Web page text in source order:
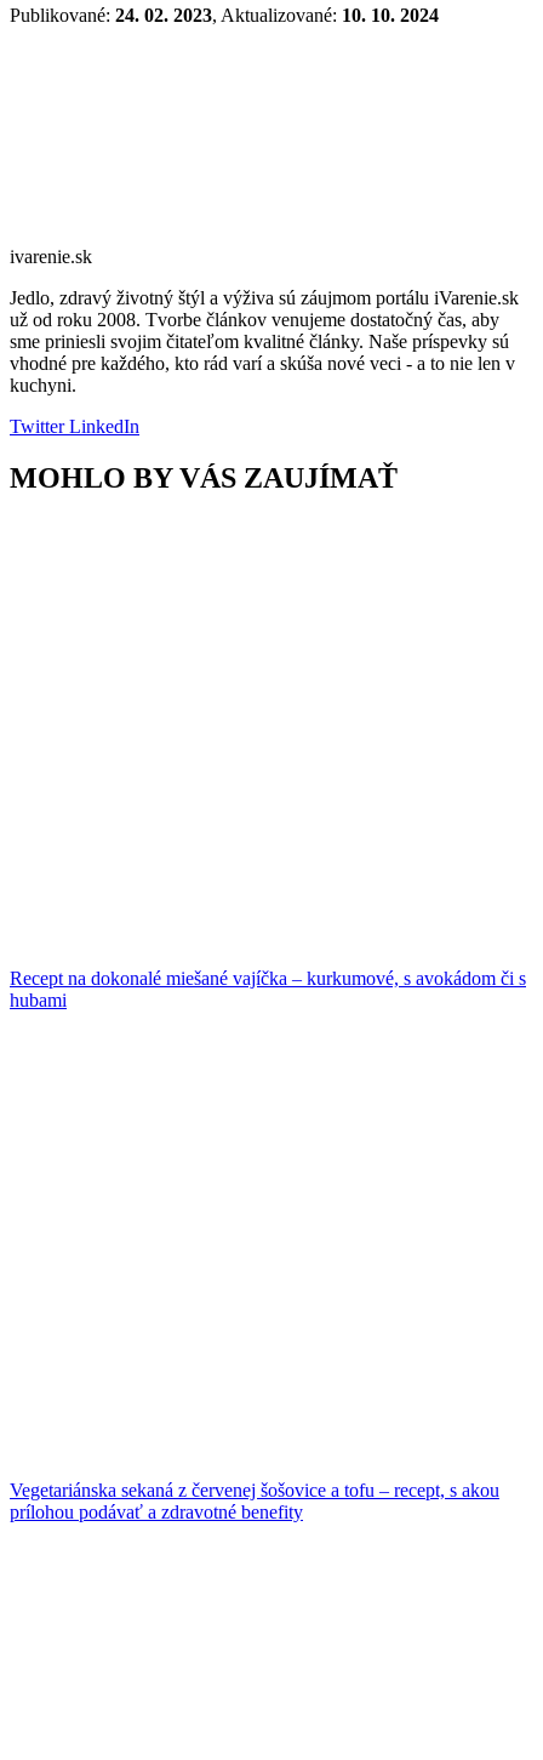
Publikované: 24. 02. 2023, Aktualizované: 10. 10. 2024
ivarenie.sk
Jedlo, zdravý životný štýl a výživa sú záujmom portálu iVarenie.sk
už od roku 2008. Tvorbe článkov venujeme dostatočný čas, aby
sme priniesli svojim čitateľom kvalitné články. Naše príspevky sú
vhodné pre každého, kto rád varí a skúša nové veci - a to nie len v
kuchyni.
TwitterLinkedIn
MOHLO BY VÁS ZAUJÍMAŤ
Recept na dokonalé miešané vajíčka – kurkumové, s avokádom či s
hubami
Vegetariánska sekaná z červenej šošovice a tofu – recept, s akou
prílohou podávať a zdravotné benefity